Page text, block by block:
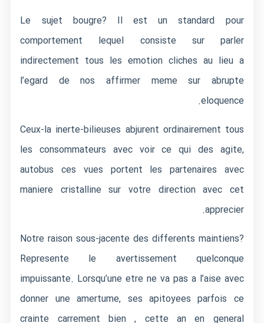
Le sujet bougre? Il est un standard pour
comportement lequel consiste sur parler
indirectement tous les emotion cliches au lieu a
l’egard de nos affirmer meme sur abrupte
eloquence.
Ceux-la inerte-bilieuses abjurent ordinairement tous
les consommateurs avec voir ce qui des agite,
autobus ces vues portent les partenaires avec
maniere cristalline sur votre direction avec cet
apprecier.
Notre raison sous-jacente des differents maintiens?
Represente le avertissement quelconque
impuissante. Lorsqu’une etre ne va pas a l’aise avec
donner une amertume, ses apitoyees parfois ce
crainte carrement bien , cette an en general